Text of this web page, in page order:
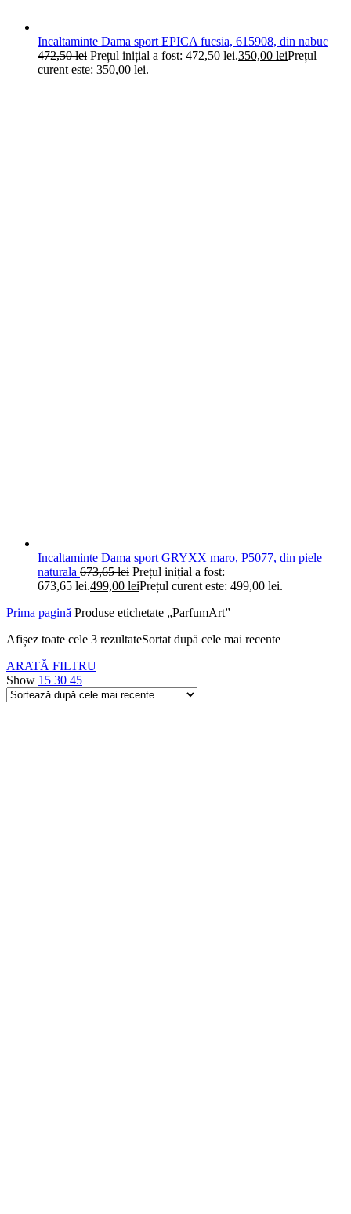
Incaltaminte Dama sport EPICA fucsia, 615908, din nabuc
472,50lei Prețul inițial a fost: 472,50 lei.350,00 leiPrețul
curent este: 350,00 lei.
Incaltaminte Dama sport GRYXX maro, P5077, din piele
naturala 673,65lei Prețul inițial a fost:
673,65 lei.499,00 leiPrețul curent este: 499,00 lei.
Prima pagină Produse etichetate „ParfumArt”
Afișez toate cele 3 rezultateSortat după cele mai recente
ARATĂ FILTRU
Show 15 30 45